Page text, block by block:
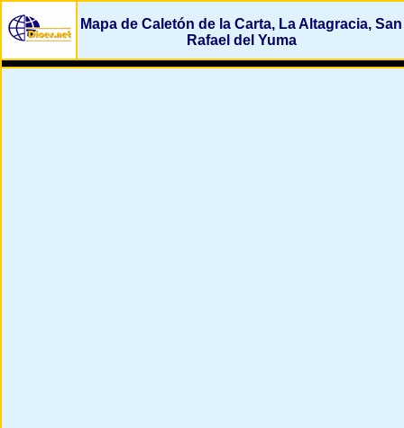
Mapa de Caletón de la Carta, La Altagracia, San
Rafael del Yuma